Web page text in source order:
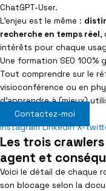
ChatGPT-User.
L’enjeu est le même :
recherche en temps réel,
intérêts pour chaque
Une formation SEO 100%
Tout comprendre sur le
visioconférence ou en
d’apprendre à (mieux)
Contactez-moi
Instagram Linkedin X-
Les trois
agent et
Voici le détail de chaque
son blocage selon la